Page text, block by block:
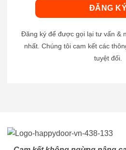
Đăng ký để được gọi lại tư vấn &
nhất. Chúng tôi cam kết các
tuyệt đối.